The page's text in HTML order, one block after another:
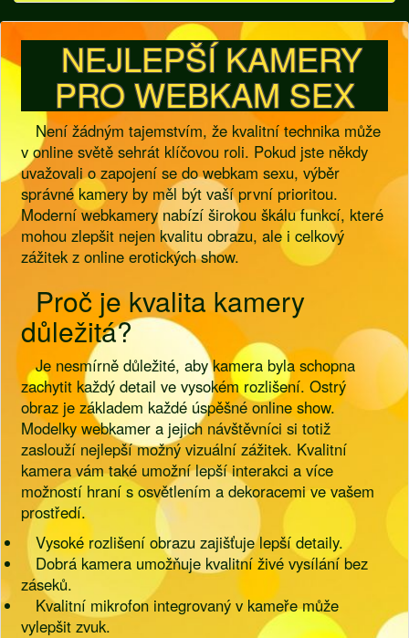
NEJLEPŠÍ KAMERY
PRO WEBKAM SEX
Není žádným tajemstvím, že kvalitní technika může
v online světě sehrát klíčovou roli. Pokud jste někdy
uvažovali o zapojení se do webkam sexu, výběr
správné kamery by měl být vaší první prioritou.
Moderní webkamery nabízí širokou škálu funkcí, které
mohou zlepšit nejen kvalitu obrazu, ale i celkový
zážitek z online erotických show.
Proč je kvalita kamery
důležitá?
Je nesmírně důležité, aby kamera byla schopna
zachytit každý detail ve vysokém rozlišení. Ostrý
obraz je základem každé úspěšné online show.
Modelky webkamer a jejich návštěvníci si totiž
zaslouží nejlepší možný vizuální zážitek. Kvalitní
kamera vám také umožní lepší interakci a více
možností hraní s osvětlením a dekoracemi ve vašem
prostředí.
Vysoké rozlišení obrazu zajišťuje lepší detaily.
Dobrá kamera umožňuje kvalitní živé vysílání bez
záseků.
Kvalitní mikrofon integrovaný v kameře může
vylepšit zvuk.